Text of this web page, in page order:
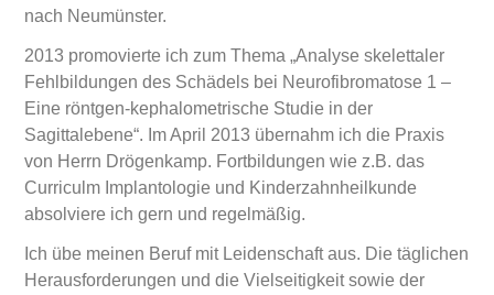
nach Neumünster.
2013 promovierte ich zum Thema „Analyse skelettaler
Fehlbildungen des Schädels bei Neurofibromatose 1 –
Eine röntgen-kephalometrische Studie in der
Sagittalebene“. Im April 2013 übernahm ich die Praxis
von Herrn Drögenkamp. Fortbildungen wie z.B. das
Curriculm Implantologie und Kinderzahnheilkunde
absolviere ich gern und regelmäßig.
Ich übe meinen Beruf mit Leidenschaft aus. Die täglichen
Herausforderungen und die Vielseitigkeit sowie der